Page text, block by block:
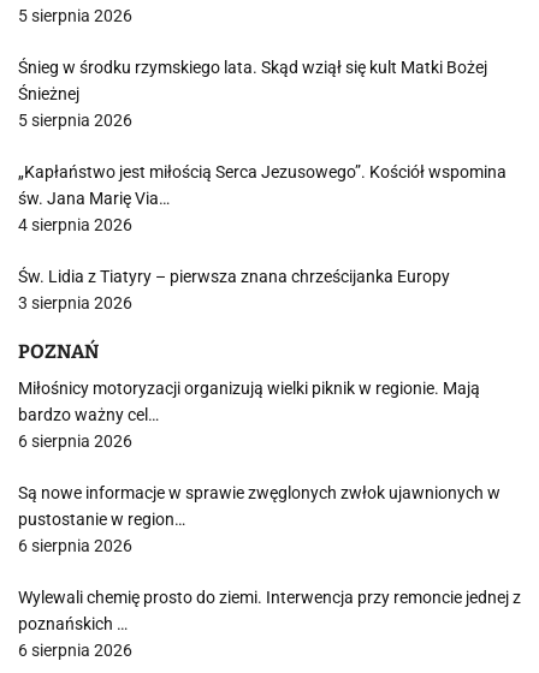
5 sierpnia 2026
Śnieg w środku rzymskiego lata. Skąd wziął się kult Matki Bożej
Śnieżnej
5 sierpnia 2026
„Kapłaństwo jest miłością Serca Jezusowego”. Kościół wspomina
św. Jana Marię Via…
4 sierpnia 2026
Św. Lidia z Tiatyry – pierwsza znana chrześcijanka Europy
3 sierpnia 2026
POZNAŃ
Miłośnicy motoryzacji organizują wielki piknik w regionie. Mają
bardzo ważny cel…
6 sierpnia 2026
Są nowe informacje w sprawie zwęglonych zwłok ujawnionych w
pustostanie w region…
6 sierpnia 2026
Wylewali chemię prosto do ziemi. Interwencja przy remoncie jednej z
poznańskich …
6 sierpnia 2026